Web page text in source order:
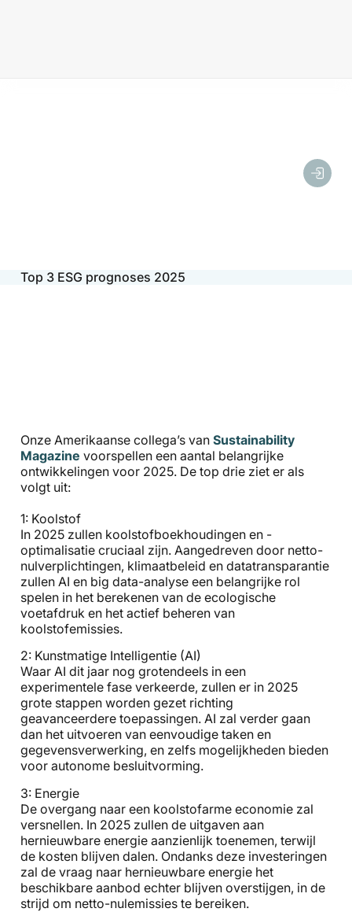
Top 3 ESG prognoses 2025
Onze Amerikaanse collega’s van Sustainability
Magazine voorspellen een aantal belangrijke
ontwikkelingen voor 2025. De top drie ziet er als
volgt uit:
1: Koolstof
In 2025 zullen koolstofboekhoudingen en -
optimalisatie cruciaal zijn. Aangedreven door netto-
nulverplichtingen, klimaatbeleid en datatransparantie
zullen AI en big data-analyse een belangrijke rol
spelen in het berekenen van de ecologische
voetafdruk en het actief beheren van
koolstofemissies.
2: Kunstmatige Intelligentie (AI)
Waar AI dit jaar nog grotendeels in een
experimentele fase verkeerde, zullen er in 2025
grote stappen worden gezet richting
geavanceerdere toepassingen. AI zal verder gaan
dan het uitvoeren van eenvoudige taken en
gegevensverwerking, en zelfs mogelijkheden bieden
voor autonome besluitvorming.
3: Energie
De overgang naar een koolstofarme economie zal
versnellen. In 2025 zullen de uitgaven aan
hernieuwbare energie aanzienlijk toenemen, terwijl
de kosten blijven dalen. Ondanks deze investeringen
zal de vraag naar hernieuwbare energie het
beschikbare aanbod echter blijven overstijgen, in de
strijd om netto-nulemissies te bereiken.